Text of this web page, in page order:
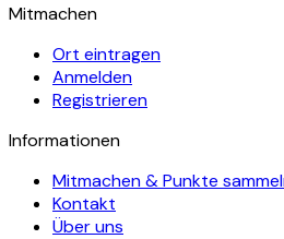
Mitmachen
Ort eintragen
Anmelden
Registrieren
Informationen
Mitmachen & Punkte
Kontakt
Über uns